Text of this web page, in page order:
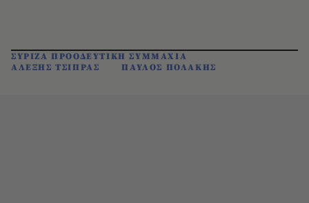
ΣΥΡΙΖΑ ΠΡΟΟΔΕΥΤΙΚΗ ΣΥΜΜΑΧΙΑ
ΑΛΕΞΗΣ ΤΣΙΠΡΑΣ
ΠΑΥΛΟΣ ΠΟΛΑΚΗΣ